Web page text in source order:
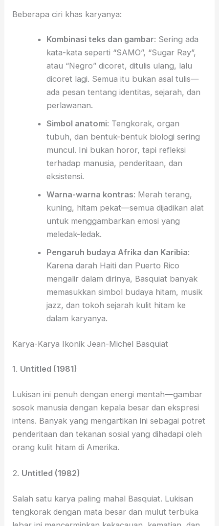
Beberapa ciri khas karyanya:
Kombinasi teks dan gambar: Sering ada
kata-kata seperti “SAMO”, “Sugar Ray”,
atau “Negro” dicoret, ditulis ulang, lalu
dicoret lagi. Semua itu bukan asal tulis—
ada pesan tentang identitas, sejarah, dan
perlawanan.
Simbol anatomi: Tengkorak, organ
tubuh, dan bentuk-bentuk biologi sering
muncul. Ini bukan horor, tapi refleksi
terhadap manusia, penderitaan, dan
eksistensi.
Warna-warna kontras: Merah terang,
kuning, hitam pekat—semua dijadikan alat
untuk menggambarkan emosi yang
meledak-ledak.
Pengaruh budaya Afrika dan Karibia:
Karena darah Haiti dan Puerto Rico
mengalir dalam dirinya, Basquiat banyak
memasukkan simbol budaya hitam, musik
jazz, dan tokoh sejarah kulit hitam ke
dalam karyanya.
Karya-Karya Ikonik Jean-Michel Basquiat
1. Untitled (1981)
Lukisan ini penuh dengan energi mentah—gambar
sosok manusia dengan kepala besar dan ekspresi
intens. Banyak yang mengartikan ini sebagai potret
penderitaan dan tekanan sosial yang dihadapi oleh
orang kulit hitam di Amerika.
2. Untitled (1982)
Salah satu karya paling mahal Basquiat. Lukisan
tengkorak dengan mata besar dan mulut terbuka